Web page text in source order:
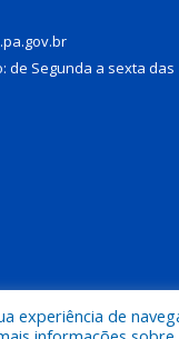
de Segunda a sexta das
a Prefeitura
experiência de